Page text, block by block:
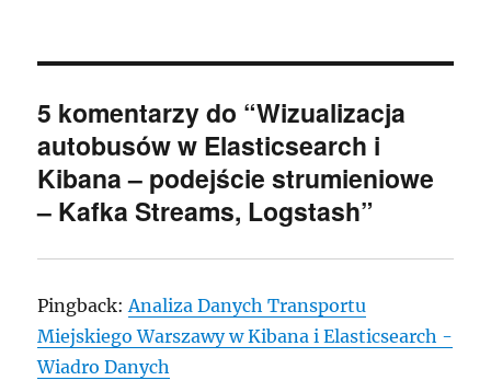
5 komentarzy do “Wizualizacja
autobusów w Elasticsearch i
Kibana – podejście strumieniowe
– Kafka Streams, Logstash”
Pingback: Analiza Danych Transportu
Miejskiego Warszawy w Kibana i Elasticsearch -
Wiadro Danych